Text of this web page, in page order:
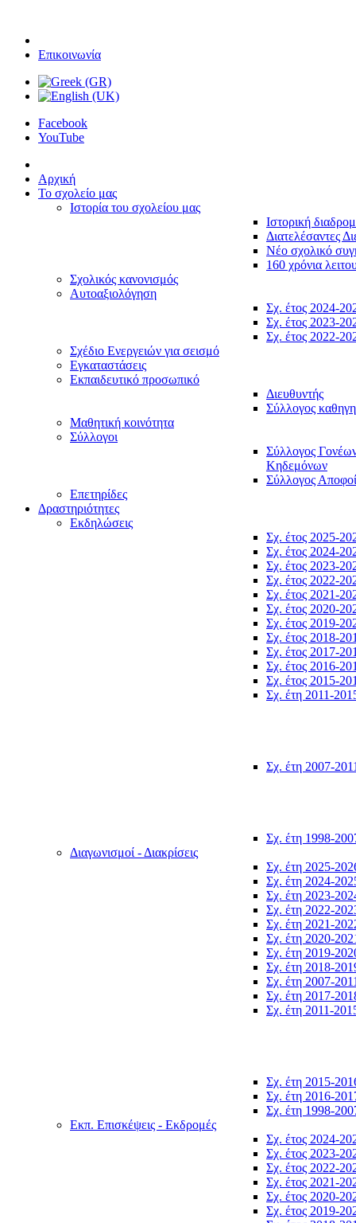
Επικοινωνία
Facebook
YouTube
Αρχική
Το σχολείο μας
Ιστορία του σχολείου μας
Ιστορική
Διατελέσαντες
Νέο σχολικό
160 χρόνια
Σχολικός κανονισμός
Αυτοαξιολόγηση
Σχ. έτος 2024-
Σχ. έτος 2023-
Σχ. έτος 2022-
Σχέδιο Ενεργειών για σεισμό
Εγκαταστάσεις
Εκπαιδευτικό προσωπικό
Διευθυντής
Σύλλογος
Μαθητική κοινότητα
Σύλλογοι
Σύλλογος
Κηδεμόνων
Σύλλογος
Επετηρίδες
Δραστηριότητες
Εκδηλώσεις
Σχ. έτος 2025-
Σχ. έτος 2024-
Σχ. έτος 2023-
Σχ. έτος 2022-
Σχ. έτος 2021-
Σχ. έτος 2020-
Σχ. έτος 2019-
Σχ. έτος 2018-
Σχ. έτος 2017-
Σχ. έτος 2016-
Σχ. έτος 2015-
Σχ. έτη 2011-
Σχ. έτη 2007-
Σχ. έτη 1998-
Διαγωνισμοί - Διακρίσεις
Σχ. έτη 2025-
Σχ. έτη 2024-
Σχ. έτη 2023-
Σχ. έτη 2022-
Σχ. έτη 2021-
Σχ. έτη 2020-
Σχ. έτη 2019-
Σχ. έτη 2018-
Σχ. έτη 2007-
Σχ. έτη 2017-
Σχ. έτη 2011-
Σχ. έτη 2015-
Σχ. έτη 2016-
Σχ. έτη 1998-
Εκπ. Επισκέψεις - Εκδρομές
Σχ. έτος 2024-
Σχ. έτος 2023-
Σχ. έτος 2022-
Σχ. έτος 2021-
Σχ. έτος 2020-
Σχ. έτος 2019-